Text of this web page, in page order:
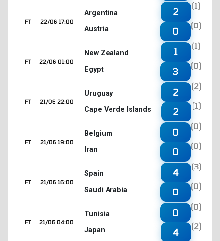
22/06 17:00
FT
Argentina
Austria
2
(1)
0
(0)
22/06 01:00
FT
New Zealand
Egypt
1
(1)
3
(0)
21/06 22:00
FT
Uruguay
Cape Verde Islands
2
(2)
2
(1)
21/06 19:00
FT
Belgium
Iran
0
(0)
0
(0)
21/06 16:00
FT
Spain
Saudi Arabia
4
(3)
0
(0)
21/06 04:00
FT
Tunisia
Japan
0
(0)
4
(2)